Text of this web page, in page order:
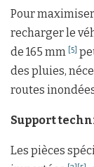
Pour
recharger le
de 165 mm [5]
des pluies,
routes
Support
Les pièces